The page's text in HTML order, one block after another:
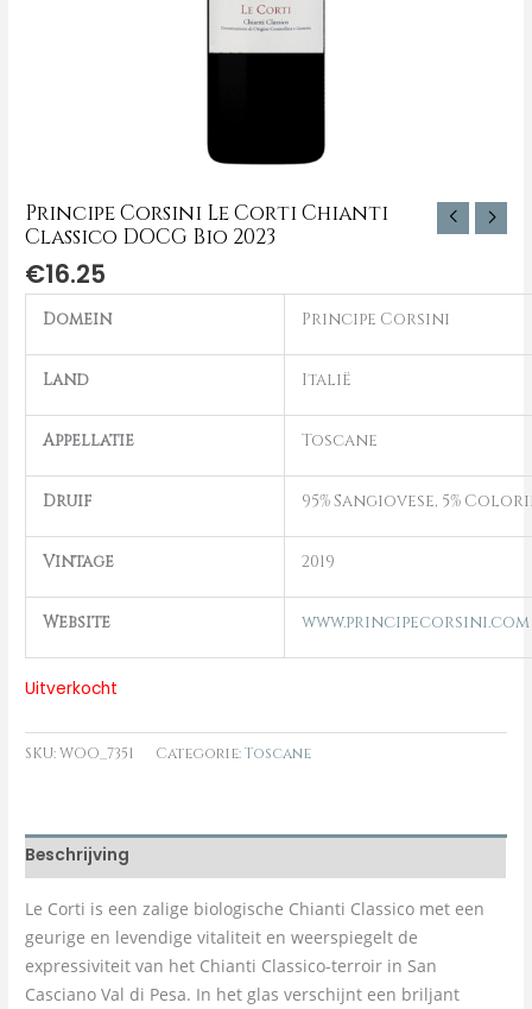
Principe Corsini Le Corti Chianti
Classico DOCG Bio 2023
€16.25
Domein Principe Corsini
Land Italië
Appellatie Toscane
Druif 95% Sangiovese, 5%
Vintage 2019
Website www.principecorsini.com
Uitverkocht
SKU:WOO_7351 Categorie:Toscane
Beschrijving
Le Corti is een zalige biologische Chianti Classico met een
geurige en levendige vitaliteit en weerspiegelt de
expressiviteit van het Chianti Classico-terroir in San
Casciano Val di Pesa. In het glas verschijnt een briljant